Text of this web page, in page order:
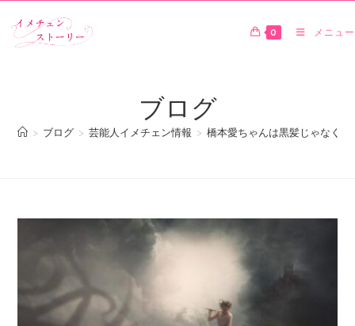
0 メニュー
ブログ
> ブログ > 芸能人イメチェン情報 > 橋本愛ちゃんは黒髪じゃなく